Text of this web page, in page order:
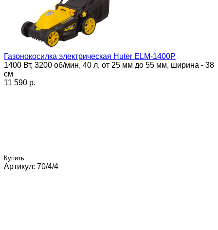
Газонокосилка электрическая Huter ELM-1400P
1400 Вт, 3200 об/мин, 40 л, от 25 мм до 55 мм, ширина - 38
см
11 590 p.
Купить
Артикул: 70/4/4